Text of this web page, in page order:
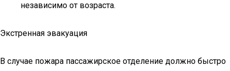
независимо от возраста.
Экстренная эвакуация
В случае пожара пассажирское отделение должно быстро